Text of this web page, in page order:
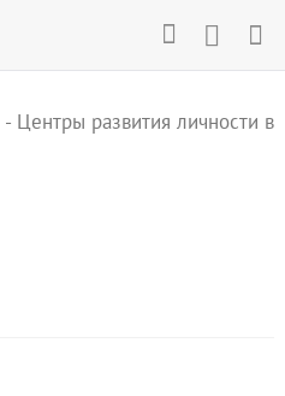
- Центры развития личности в